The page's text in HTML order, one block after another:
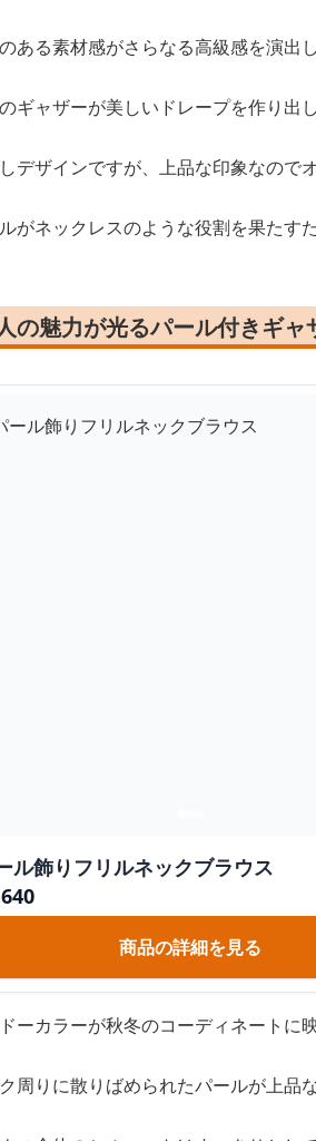
ある素材感がさらなる高級感を演出
ギャザーが美しいドレープを作り出
デザインですが、上品な印象なので
がネックレスのような役割を果たす
の魅力が光るパール付きギャ
ル飾りフリルネックブラウス
商品の詳細を見る
ーカラーが秋冬のコーディネートに
周りに散りばめられたパールが上品